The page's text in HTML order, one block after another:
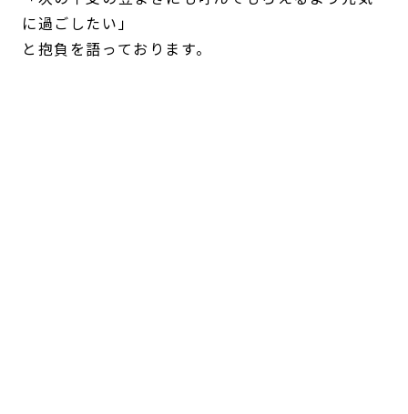
に過ごしたい」
と抱負を語っております。